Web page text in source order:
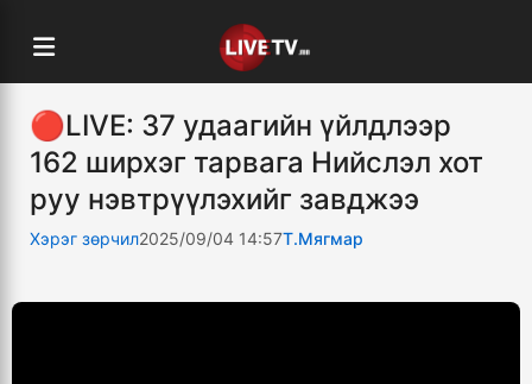
🔴LIVE: 37 удаагийн үйлдлээр
162 ширхэг тарвага Нийслэл хот
руу нэвтрүүлэхийг завджээ
Хэрэг зөрчил2025/09/04 14:57Т.Мягмар